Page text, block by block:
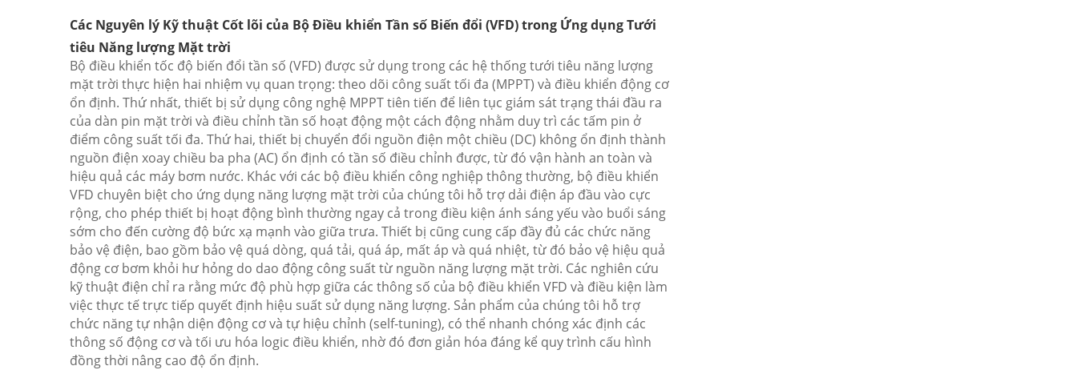
Các Nguyên lý Kỹ thuật Cốt lõi của Bộ Điều khiển Tần số Biến đổi (VFD) trong Ứng dụng Tưới
tiêu Năng lượng Mặt trời
Bộ điều khiển tốc độ biến đổi tần số (VFD) được sử dụng trong các hệ thống tưới tiêu năng lượng
mặt trời thực hiện hai nhiệm vụ quan trọng: theo dõi công suất tối đa (MPPT) và điều khiển động cơ
ổn định. Thứ nhất, thiết bị sử dụng công nghệ MPPT tiên tiến để liên tục giám sát trạng thái đầu ra
của dàn pin mặt trời và điều chỉnh tần số hoạt động một cách động nhằm duy trì các tấm pin ở
điểm công suất tối đa. Thứ hai, thiết bị chuyển đổi nguồn điện một chiều (DC) không ổn định thành
nguồn điện xoay chiều ba pha (AC) ổn định có tần số điều chỉnh được, từ đó vận hành an toàn và
hiệu quả các máy bơm nước. Khác với các bộ điều khiển công nghiệp thông thường, bộ điều khiển
VFD chuyên biệt cho ứng dụng năng lượng mặt trời của chúng tôi hỗ trợ dải điện áp đầu vào cực
rộng, cho phép thiết bị hoạt động bình thường ngay cả trong điều kiện ánh sáng yếu vào buổi sáng
sớm cho đến cường độ bức xạ mạnh vào giữa trưa. Thiết bị cũng cung cấp đầy đủ các chức năng
bảo vệ điện, bao gồm bảo vệ quá dòng, quá tải, quá áp, mất áp và quá nhiệt, từ đó bảo vệ hiệu quả
động cơ bơm khỏi hư hỏng do dao động công suất từ nguồn năng lượng mặt trời. Các nghiên cứu
kỹ thuật điện chỉ ra rằng mức độ phù hợp giữa các thông số của bộ điều khiển VFD và điều kiện làm
việc thực tế trực tiếp quyết định hiệu suất sử dụng năng lượng. Sản phẩm của chúng tôi hỗ trợ
chức năng tự nhận diện động cơ và tự hiệu chỉnh (self-tuning), có thể nhanh chóng xác định các
thông số động cơ và tối ưu hóa logic điều khiển, nhờ đó đơn giản hóa đáng kể quy trình cấu hình
đồng thời nâng cao độ ổn định.